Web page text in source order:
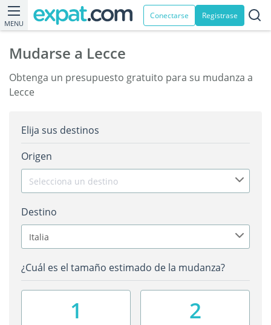
MENU
Conectarse Registrase
Mudarse a Lecce
Obtenga un presupuesto gratuito para su mudanza a
Lecce
Elija sus destinos
Origen
Selecciona un destino
Destino
Italia
¿Cuál es el tamaño estimado de la mudanza?
1 2